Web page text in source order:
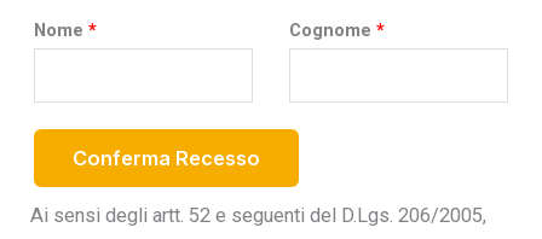
E
a
i
Nome* Cognome *
Conferma Recesso
Ai sensi degli artt. 52 e seguenti del D.Lgs. 206/2005,